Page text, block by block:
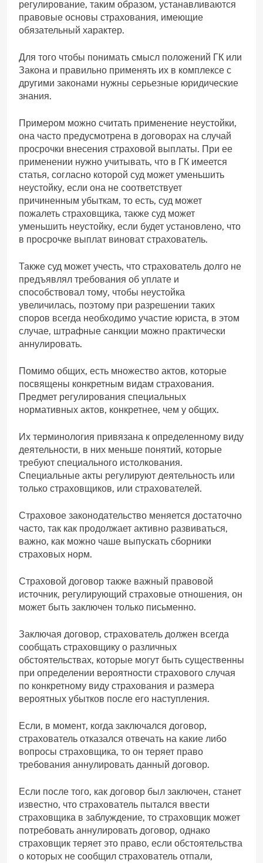
регулирование, таким образом, устанавливаются
правовые основы страхования, имеющие
обязательный характер.
Для того чтобы понимать смысл положений ГК или
Закона и правильно применять их в комплексе с
другими законами нужны серьезные юридические
знания.
Примером можно считать применение неустойки,
она часто предусмотрена в договорах на случай
просрочки внесения страховой выплаты. При ее
применении нужно учитывать, что в ГК имеется
статья, согласно которой суд может уменьшить
неустойку, если она не соответствует
причиненным убыткам, то есть, суд может
пожалеть страховщика, также суд может
уменьшить неустойку, если будет установлено, что
в просрочке выплат виноват страхователь.
Также суд может учесть, что страхователь долго не
предъявлял требования об уплате и
способствовал тому, чтобы неустойка
увеличилась, поэтому при разрешении таких
споров всегда необходимо участие юриста, в этом
случае, штрафные санкции можно практически
аннулировать.
Помимо общих, есть множество актов, которые
посвящены конкретным видам страхования.
Предмет регулирования специальных
нормативных актов, конкретнее, чем у общих.
Их терминология привязана к определенному виду
деятельности, в них меньше понятий, которые
требуют специального истолкования.
Специальные акты регулируют деятельность или
только страховщиков, или страхователей.
Страховое законодательство меняется достаточно
часто, так как продолжает активно развиваться,
важно, как можно чаше выпускать сборники
страховых норм.
Страховой договор также важный правовой
источник, регулирующий страховые отношения, он
может быть заключен только письменно.
Заключая договор, страхователь должен всегда
сообщать страховщику о различных
обстоятельствах, которые могут быть существенны
при определении вероятности страхового случая
по конкретному виду страхования и размера
вероятных убытков после его наступления.
Если, в момент, когда заключался договор,
страхователь отказался отвечать на какие либо
вопросы страховщика, то он теряет право
требования аннулировать данный договор.
Если после того, как договор был заключен, станет
известно, что страхователь пытался ввести
страховщика в заблуждение, то страховщик может
потребовать аннулировать договор, однако
страховщик теряет это право, если обстоятельства
о которых не сообщил страхователь отпали,